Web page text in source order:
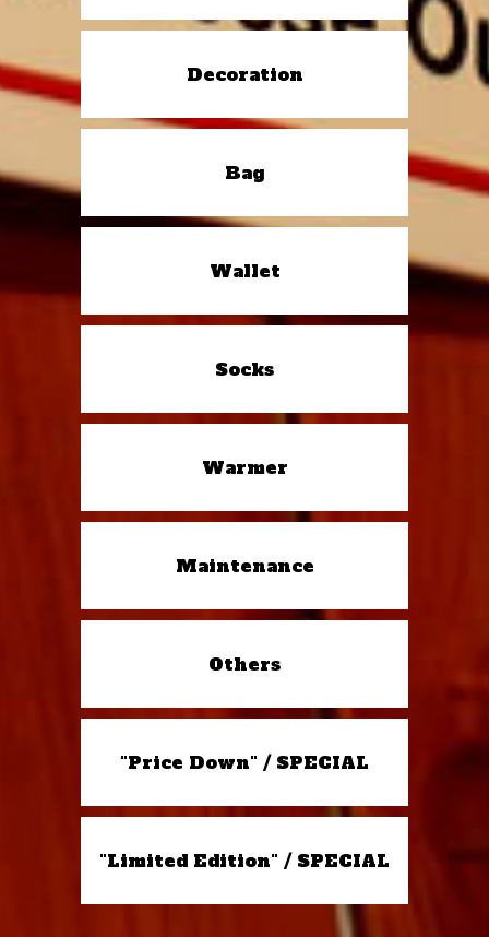
Decoration
Bag
Wallet
Socks
Warmer
Maintenance
Others
"Price Down" / SPECIAL
"Limited Edition" / SPECIAL